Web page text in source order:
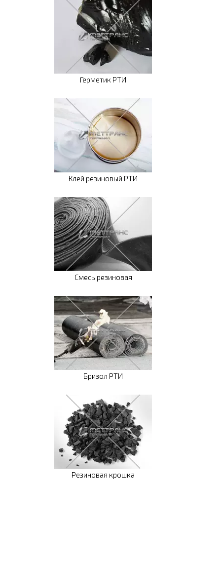
Герметик РТИ
Клей резиновый РТИ
Смесь резиновая
Бризол РТИ
Резиновая крошка